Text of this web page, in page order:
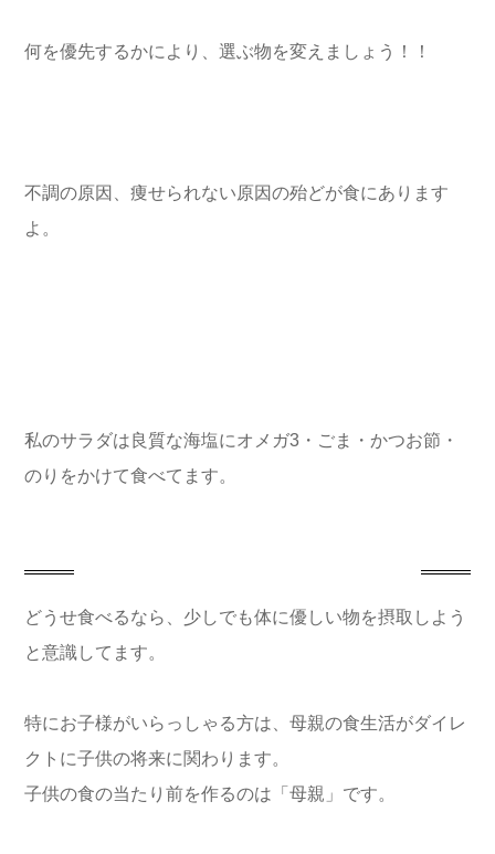
何を優先するかにより、選ぶ物を変えましょう！！
不調の原因、痩せられない原因の殆どが食にあります
よ。
私のサラダは良質な海塩にオメガ3・ごま・かつお節・
のりをかけて食べてます。
どうせ食べるなら、少しでも体に優しい物を摂取しよう
と意識してます。
特にお子様がいらっしゃる方は、母親の食生活がダイレ
クトに子供の将来に関わります。
子供の食の当たり前を作るのは「母親」です。